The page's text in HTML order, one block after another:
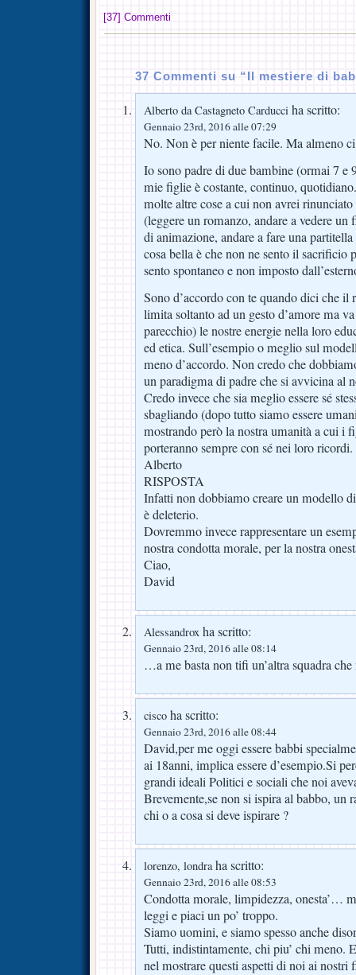
[37] Commenti
37 Commenti su “Il mestiere di
Alberto da Castagneto Carducci ha scritto:
Gennaio 23rd, 2016 alle 07:29
No. Non è per niente facile. Ma almeno
Io sono padre di due bambine (ormai 7 e
mie figlie è costante, continuo,
molte altre cose a cui non avrei
(leggere un romanzo, andare a vedere
di animazione, andare a fare una
cosa bella è che non ne sento il sacrificio
sento spontaneo e non imposto
Sono d’accordo con te quando dici che
limita soltanto ad un gesto d’amore ma
parecchio) le nostre energie nella loro
ed etica. Sull’esempio o meglio sul
meno d’accordo. Non credo che
un paradigma di padre che si avvicina al
Credo invece che sia meglio essere sé
sbagliando (dopo tutto siamo essere
mostrando però la nostra umanità a cui i
porteranno sempre con sé nei loro ricordi.
Alberto
RISPOSTA
Infatti non dobbiamo creare un modello
è deleterio.
Dovremmo invece rappresentare un
nostra condotta morale, per la nostra
Ciao,
David
Alessandrox ha scritto:
Gennaio 23rd, 2016 alle 08:14
…a me basta non tifi un’altra squadra
cisco ha scritto:
Gennaio 23rd, 2016 alle 08:44
David,per me oggi essere babbi
ai 18anni, implica essere d’esempio.Si
grandi ideali Politici e sociali che noi
Brevemente,se non si ispira al babbo, un
chi o a cosa si deve ispirare ?
lorenzo, londraha scritto:
Gennaio 23rd, 2016 alle 08:53
Condotta morale, limpidezza, onesta’…
leggi e piaci un po’ troppo.
Siamo uomini, e siamo spesso anche
Tutti, indistintamente, chi piu’ chi meno.
nel mostrare questi aspetti di noi ai nostri